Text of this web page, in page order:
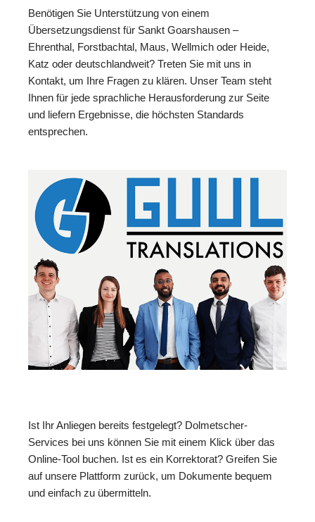
Benötigen Sie Unterstützung von einem
Übersetzungsdienst für Sankt Goarshausen –
Ehrenthal, Forstbachtal, Maus, Wellmich oder Heide,
Katz oder deutschlandweit? Treten Sie mit uns in
Kontakt, um Ihre Fragen zu klären. Unser Team steht
Ihnen für jede sprachliche Herausforderung zur Seite
und liefern Ergebnisse, die höchsten Standards
entsprechen.
Ist Ihr Anliegen bereits festgelegt? Dolmetscher-
Services bei uns können Sie mit einem Klick über das
Online-Tool buchen. Ist es ein Korrektorat? Greifen Sie
auf unsere Plattform zurück, um Dokumente bequem
und einfach zu übermitteln.